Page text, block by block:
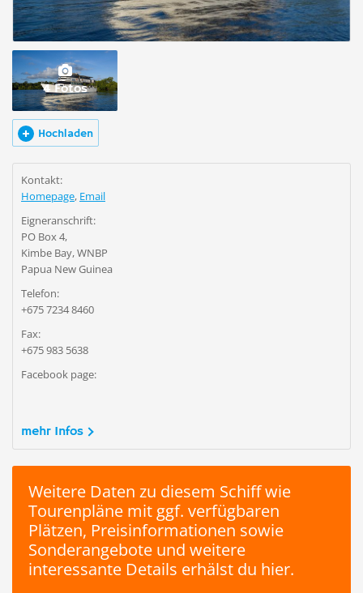
4 Fotos
Hochladen
Kontakt:
Homepage, Email
Eigneranschrift:
PO Box 4,
Kimbe Bay, WNBP
Papua New Guinea
Telefon:
+675 7234 8460
Fax:
+675 983 5638
Facebook page:
mehr Infos
Weitere Daten zu diesem Schiff wie
Tourenpläne mit ggf. verfügbaren
Plätzen, Preisinformationen sowie
Sonderangebote und weitere
interessante Details erhälst du hier.